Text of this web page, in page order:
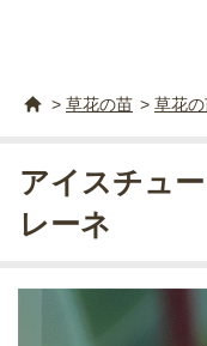
> 草花の苗 > 草花
アイスチュ
レーネ